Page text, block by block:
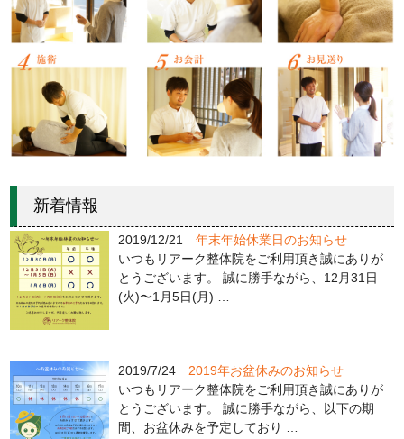
新着情報
2019/12/21
年末年始休業日のお知らせ
いつもリアーク整体院をご利用頂き誠にありが
とうございます。 誠に勝手ながら、12月31日
(火)〜1月5日(月) …
2019/7/24
2019年お盆休みのお知らせ
いつもリアーク整体院をご利用頂き誠にありが
とうございます。 誠に勝手ながら、以下の期
間、お盆休みを予定しており …